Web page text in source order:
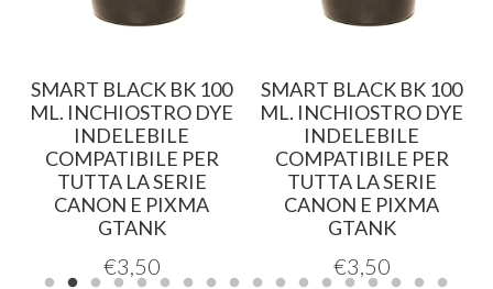
SMART BLACK BK 100
ML. INCHIOSTRO DYE
INDELEBILE
COMPATIBILE PER
TUTTA LA SERIE
CANON E PIXMA
GTANK
€3,50
SMART BLACK BK 100
ML. INCHIOSTRO DYE
INDELEBILE
COMPATIBILE PER
TUTTA LA SERIE
CANON E PIXMA
GTANK
€3,50